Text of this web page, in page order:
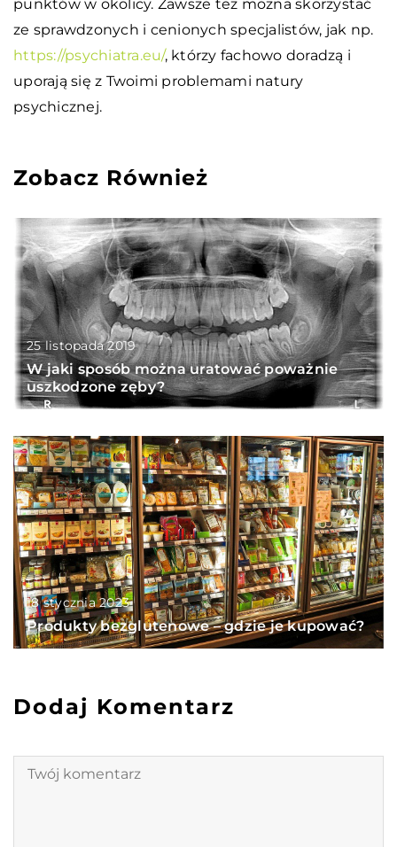
punktów w okolicy. Zawsze też można skorzystać
ze sprawdzonych i cenionych specjalistów, jak np.
https://psychiatra.eu/, którzy fachowo doradzą i
uporają się z Twoimi problemami natury
psychicznej.
Zobacz Również
25 listopada 2019
W jaki sposób można uratować poważnie
uszkodzone zęby?
18 stycznia 2023
Produkty bezglutenowe – gdzie je kupować?
Dodaj Komentarz